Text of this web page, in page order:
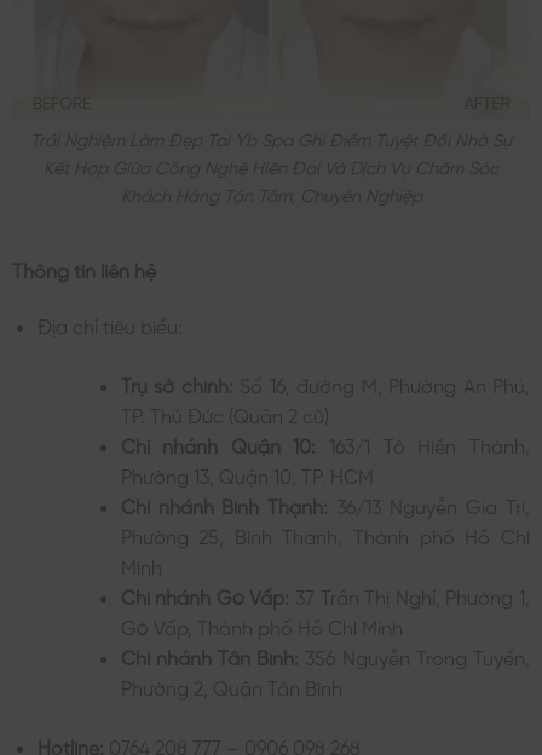
Trải Nghiệm Làm Đẹp Tại Yb Spa Ghi Điểm Tuyệt Đối Nhờ Sự
Kết Hợp Giữa Công Nghệ Hiện Đại Và Dịch Vụ Chăm Sóc
Khách Hàng Tận Tâm, Chuyên Nghiệp
Thông tin liên hệ
Địa chỉ tiêu biểu:
Trụ sở chính: Số 16, đường M, Phường An Phú,
TP. Thủ Đức (Quận 2 cũ)
Chi nhánh Quận 10: 163/1 Tô Hiến Thành,
Phường 13, Quận 10, TP. HCM
Chi nhánh Bình Thạnh: 36/13 Nguyễn Gia Trí,
Phường 25, Bình Thạnh, Thành phố Hồ Chí
Minh
Chi nhánh Gò Vấp: 37 Trần Thị Nghỉ, Phường 1,
Gò Vấp, Thành phố Hồ Chí Minh
Chi nhánh Tân Bình: 356 Nguyễn Trọng Tuyển,
Phường 2, Quận Tân Bình
Hotline: 0764 208 777 – 0906 098 268